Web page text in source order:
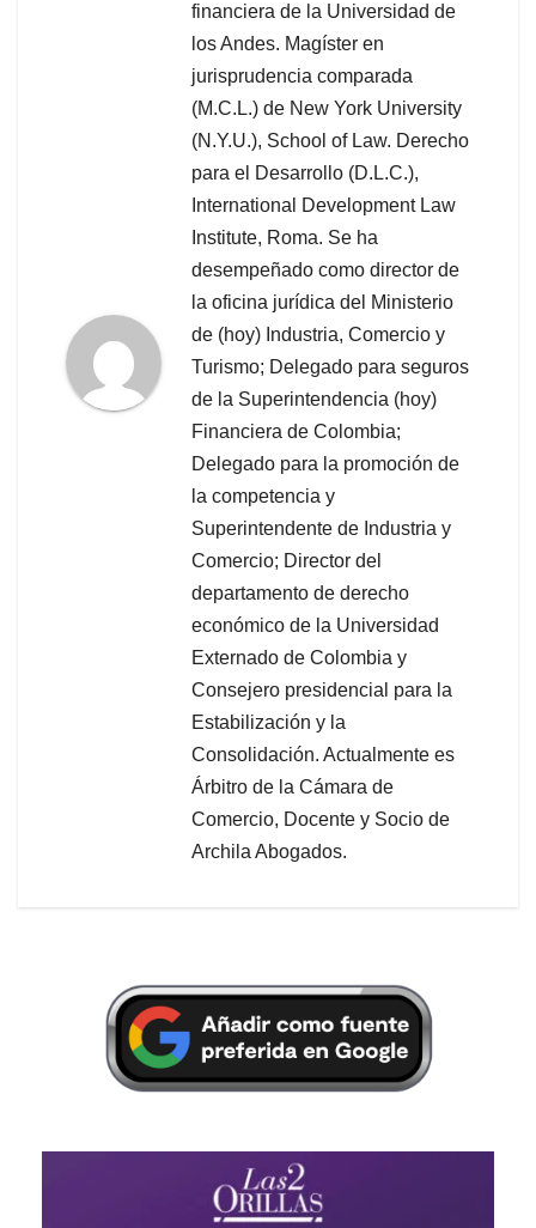
financiera de la Universidad de
los Andes. Magíster en
jurisprudencia comparada
(M.C.L.) de New York University
(N.Y.U.), School of Law. Derecho
para el Desarrollo (D.L.C.),
International Development Law
Institute, Roma. Se ha
desempeñado como director de
la oficina jurídica del Ministerio
de (hoy) Industria, Comercio y
Turismo; Delegado para seguros
de la Superintendencia (hoy)
Financiera de Colombia;
Delegado para la promoción de
la competencia y
Superintendente de Industria y
Comercio; Director del
departamento de derecho
económico de la Universidad
Externado de Colombia y
Consejero presidencial para la
Estabilización y la
Consolidación. Actualmente es
Árbitro de la Cámara de
Comercio, Docente y Socio de
Archila Abogados.